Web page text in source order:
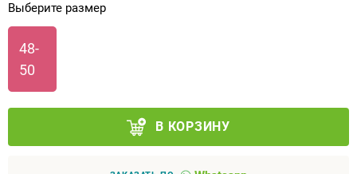
Выберите размер
48-
50
В КОРЗИНУ
Аппараты на суставы
Санитарные приспособления для
инвалидов
Противопролежневые матрасы, подушки